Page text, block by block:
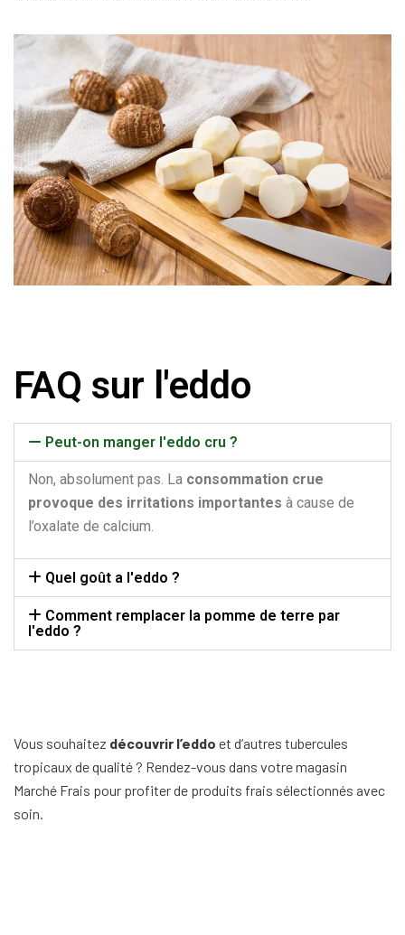
FAQ sur l'eddo
Peut-on manger l'eddo cru ?
Non, absolument pas. La consommation crue
provoque des irritations importantes à cause de
l’oxalate de calcium.
Quel goût a l'eddo ?
Comment remplacer la pomme de terre par
l'eddo ?
Vous souhaitez découvrir l’eddo et d’autres tubercules
tropicaux de qualité ? Rendez-vous dans votre magasin
Marché Frais pour profiter de produits frais sélectionnés avec
soin.